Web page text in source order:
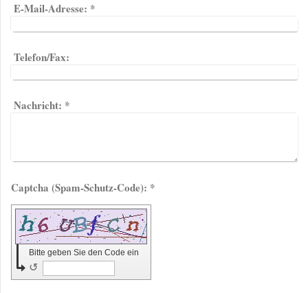
E-Mail-Adresse: *
Telefon/Fax:
Nachricht: *
Captcha (Spam-Schutz-Code): *
Bitte geben Sie den Code ein
↺